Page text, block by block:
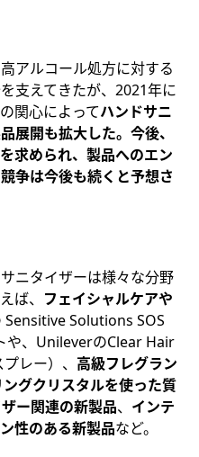
アルコール処方に対する
支えてきたが、2021年に
関心によってハンドサニ
展開も拡大した。今後、
求められ、製品へのエン
争は今後も続くと予想さ
ニタイザーは様々な分野
ば、 フェイシャルケアや
Sensitive Solutions SOS
や、UnileverのClear Hair
レー）、 高級フレグラン
グクリスタルを使った質
ー関連の新製品、 インテ
性のある新製品など。